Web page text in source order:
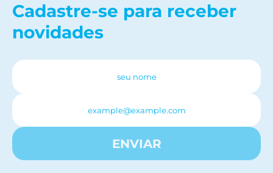
Cadastre-se para receber
novidades
ENVIAR